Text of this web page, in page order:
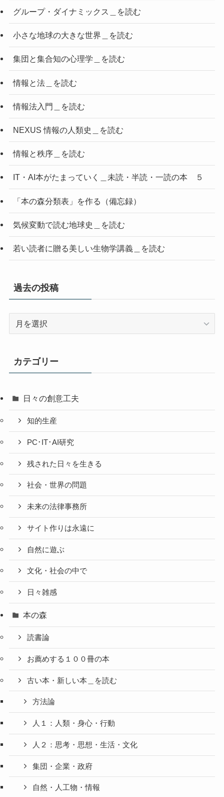
グループ・ダイナミックス＿を読む
小さな地球の大きな世界＿を読む
集団と集合知の心理学＿を読む
情報と法＿を読む
情報法入門＿を読む
NEXUS 情報の人類史＿を読む
情報と秩序＿を読む
IT・AI本がたまっていく＿未読・半読・一読の本 ５
「本の森分類表」を作る（備忘録）
気候変動で読む地球史＿を読む
若い読者に贈る美しい生物学講義＿を読む
過去の投稿
稿
カテゴリー
日々の創意工夫
知的生産
PC･IT･AI研究
残された日々を生きる
社会・世界の問題
未来の法律事務所
サイト作りは永遠に
自然に遊ぶ
文化・社会の中で
日々雑感
本の森
読書論
お薦めする１００冊の本
古い本・新しい本＿を読む
方法論
人１：人類・身心・行動
人２：思考・思想・生活・文化
集団・企業・政府
自然・人工物・情報